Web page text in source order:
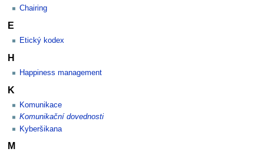
Chairing
E
Etický kodex
H
Happiness management
K
Komunikace
Komunikační dovednosti
Kyberšikana
M